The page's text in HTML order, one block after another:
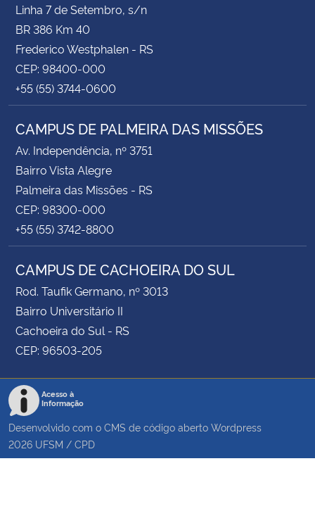
Linha 7 de Setembro, s/n
BR 386 Km 40
Frederico Westphalen - RS
CEP: 98400-000
+55 (55) 3744-0600
CAMPUS DE PALMEIRA DAS MISSÕES
Av. Independência, nº 3751
Bairro Vista Alegre
Palmeira das Missões - RS
CEP: 98300-000
+55 (55) 3742-8800
CAMPUS DE CACHOEIRA DO SUL
Rod. Taufik Germano, nº 3013
Bairro Universitário II
Cachoeira do Sul - RS
CEP: 96503-205
Acesso à
Informação
Desenvolvido com o CMS de código aberto Wordpress
2026 UFSM / CPD